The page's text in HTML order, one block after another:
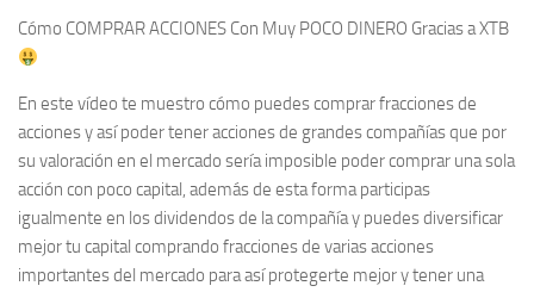
Cómo COMPRAR ACCIONES Con Muy POCO DINERO Gracias a XTB
En este vídeo te muestro cómo puedes comprar fracciones de
acciones y así poder tener acciones de grandes compañías que por
su valoración en el mercado sería imposible poder comprar una sola
acción con poco capital, además de esta forma participas
igualmente en los dividendos de la compañía y puedes diversificar
mejor tu capital comprando fracciones de varias acciones
importantes del mercado para así protegerte mejor y tener una